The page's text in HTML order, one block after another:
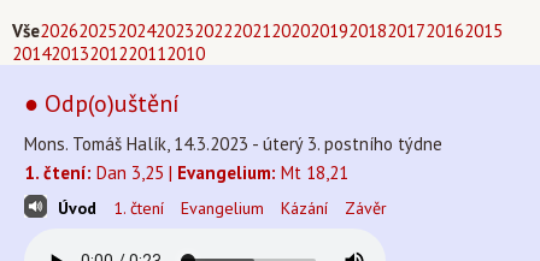
Vše202620252024202320222021202020192018201720162015
20142013201220112010
● Odp(o)uštění
Mons. Tomáš Halík, 14.3.2023 - úterý 3. postního týdne
1. čtení: Dan 3,25 | Evangelium: Mt 18,21
Úvod 1. čtení Evangelium Kázání Závěr